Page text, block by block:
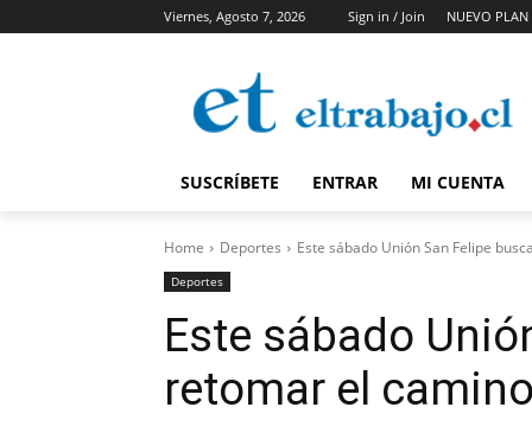
Viernes, Agosto 7, 2026 Sign in / Join NUEVO
SUSCRÍBETE ENTRAR MI CUENTA
Home Deportes Este sábado Unión San Felipe
Deportes
Este sábado
retomar el